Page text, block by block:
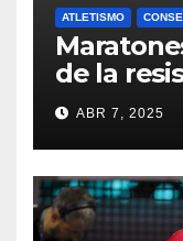
ATLETISMO
de la
ABR 7, 2025